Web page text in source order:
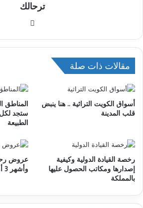
ترحالك
مقالات ذات صلة
أسواق الكويت التراثية .. هنا ينبض
قلب المدينة
المناطق
ستجد
الطبيعة
رخصة القيادة الدولية وكيفية
إصدارها ومكاتب الحصول عليها
بالمملكة
عروض
وأشهر 3 أماكن سياحية فيها